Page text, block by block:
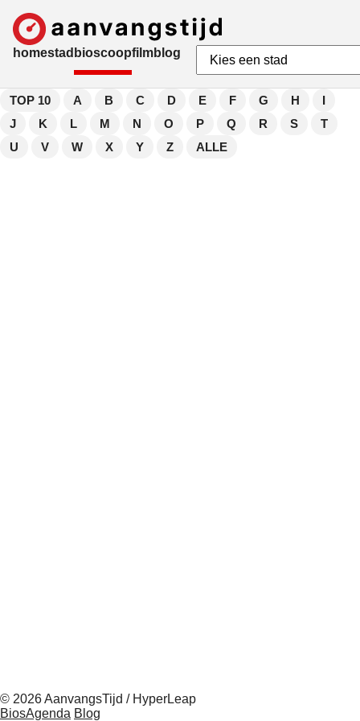
homestad bioscoopfilmblog
TOP 10 A B C D E F G H
I
J
K L M N O P Q R S
T
U
V W X Y Z ALLE
© 2026 AanvangsTijd / HyperLeap
BiosAgenda Blog